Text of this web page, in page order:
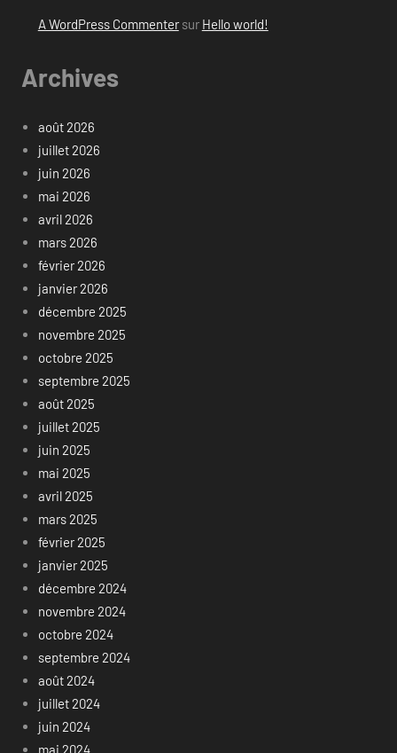
A WordPress Commentersur Hello world!
Archives
août 2026
juillet 2026
juin 2026
mai 2026
avril 2026
mars 2026
février 2026
janvier 2026
décembre 2025
novembre 2025
octobre 2025
septembre 2025
août 2025
juillet 2025
juin 2025
mai 2025
avril 2025
mars 2025
février 2025
janvier 2025
décembre 2024
novembre 2024
octobre 2024
septembre 2024
août 2024
juillet 2024
juin 2024
mai 2024